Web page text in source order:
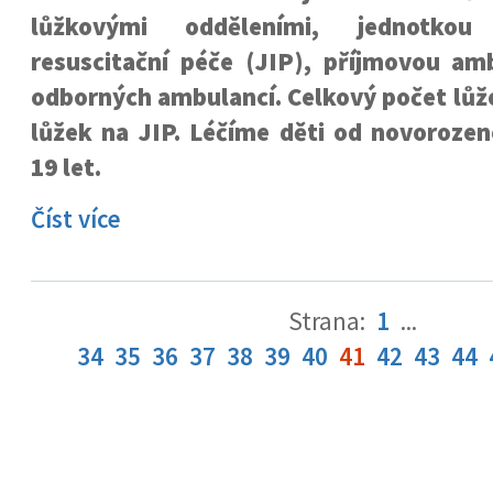
lůžkovými odděleními,
resuscitační péče (JIP), příjmovou
odborných ambulancí. Celkový počet
lůžek na JIP. Léčíme děti od
19 let.
Číst více
Strana: 1 ...
34 35 36 37 38 39 40 41 42 43 44